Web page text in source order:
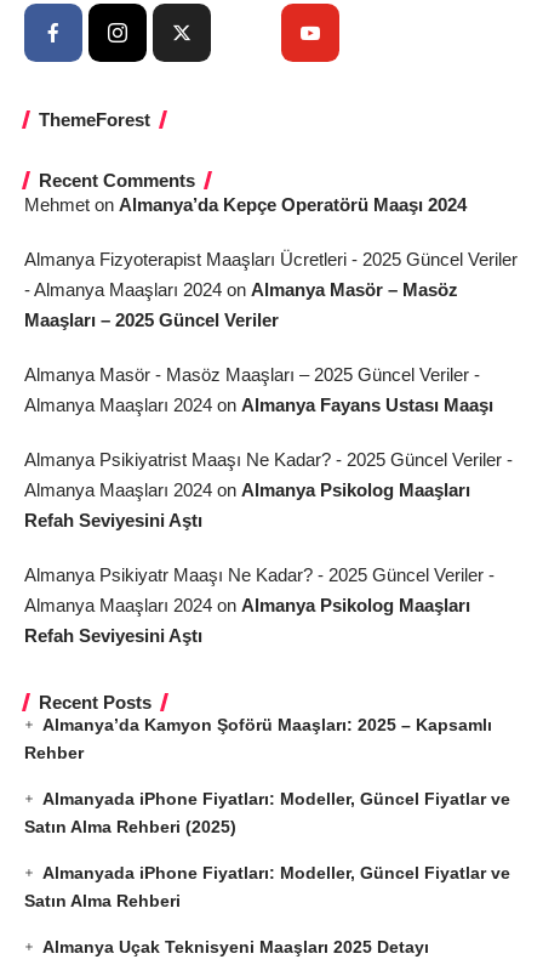
ThemeForest
Recent Comments
Mehmet on Almanya’da Kepçe Operatörü Maaşı 2024
Almanya Fizyoterapist Maaşları Ücretleri - 2025 Güncel Veriler
- Almanya Maaşları 2024 on Almanya Masör – Masöz
Maaşları – 2025 Güncel Veriler
Almanya Masör - Masöz Maaşları – 2025 Güncel Veriler -
Almanya Maaşları 2024 on Almanya Fayans Ustası Maaşı
Almanya Psikiyatrist Maaşı Ne Kadar? - 2025 Güncel Veriler -
Almanya Maaşları 2024 on Almanya Psikolog Maaşları
Refah Seviyesini Aştı
Almanya Psikiyatr Maaşı Ne Kadar? - 2025 Güncel Veriler -
Almanya Maaşları 2024 on Almanya Psikolog Maaşları
Refah Seviyesini Aştı
Recent Posts
Almanya’da Kamyon Şoförü Maaşları: 2025 – Kapsamlı
Rehber
Almanyada iPhone Fiyatları: Modeller, Güncel Fiyatlar ve
Satın Alma Rehberi (2025)
Almanyada iPhone Fiyatları: Modeller, Güncel Fiyatlar ve
Satın Alma Rehberi
Almanya Uçak Teknisyeni Maaşları 2025 Detayı